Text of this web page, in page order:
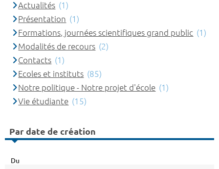
Actualités (1)
Présentation (1)
Formations, journées scientifiques grand public (1)
Modalités de recours (2)
Contacts (1)
Ecoles et instituts (85)
Notre politique - Notre projet d'école (1)
Vie étudiante (15)
Par date de création
Du